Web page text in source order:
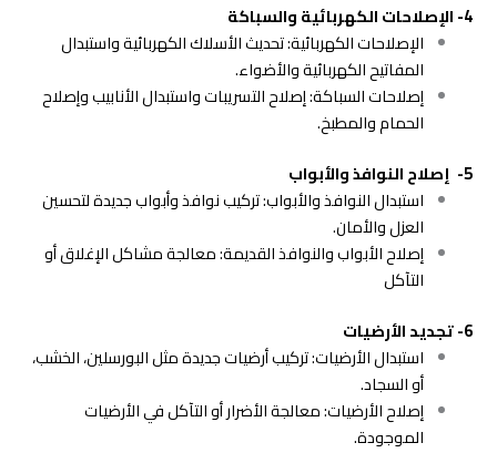
4- الإصلاحات الكهربائية والسباكة
الإصلاحات الكهربائية: تحديث الأسلاك الكهربائية واستبدال
المفاتيح الكهربائية والأضواء.
إصلاحات السباكة: إصلاح التسريبات واستبدال الأنابيب وإصلاح
الحمام والمطبخ.
5- إصلاح النوافذ والأبواب
استبدال النوافذ والأبواب: تركيب نوافذ وأبواب جديدة لتحسين
العزل والأمان.
إصلاح الأبواب والنوافذ القديمة: معالجة مشاكل الإغلاق أو
التآكل
6- تجديد الأرضيات
استبدال الأرضيات: تركيب أرضيات جديدة مثل البورسلين، الخشب،
أو السجاد.
إصلاح الأرضيات: معالجة الأضرار أو التآكل في الأرضيات
الموجودة.